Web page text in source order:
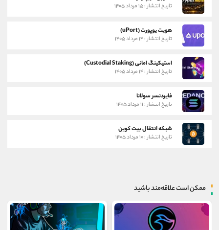
تاریخ انتشار : ۱۵ مرداد ۱۴۰۵
هویت یوپورت (uPort)
تاریخ انتشار : ۱۴ مرداد ۱۴۰۵
استیکینگ امانی (Custodial Staking)
تاریخ انتشار : ۱۴ مرداد ۱۴۰۵
فایردنسر سولانا
تاریخ انتشار : ۱۱ مرداد ۱۴۰۵
شبکه انتقال بیت کوین
تاریخ انتشار : ۱۰ مرداد ۱۴۰۵
ممکن است علاقه‌مند باشید